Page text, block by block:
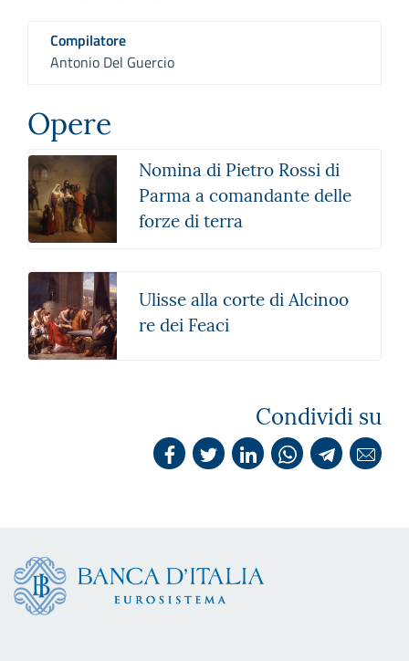
Compilatore
Antonio Del Guercio
Opere
Nomina di Pietro Rossi di
Parma a comandante delle
forze di terra
Ulisse alla corte di Alcinoo
re dei Feaci
Condividi su